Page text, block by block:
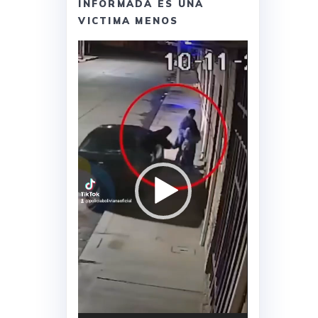
INFORMADA ES UNA
VICTIMA MENOS
Reproductor
de
vídeo